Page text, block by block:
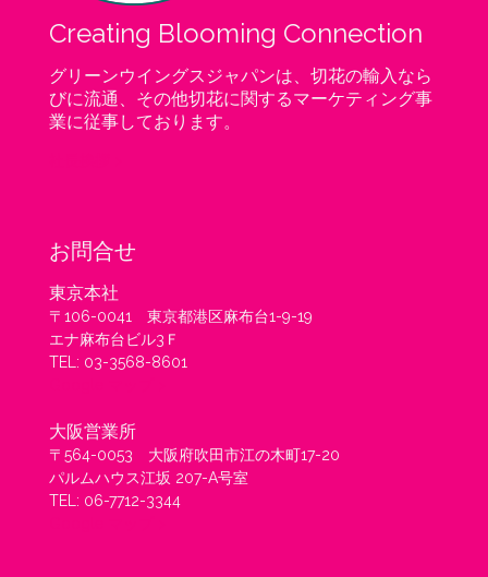
Creating Blooming Connection
グリーンウイングスジャパンは、切花の輸入なら
びに流通、その他切花に関するマーケティング事
業に従事しております。
お問合せ
東京本社
〒106-0041 東京都港区麻布台1-9-19
エナ麻布台ビル3Ｆ
TEL: 03-3568-8601
大阪営業所
〒564-0053 大阪府吹田市江の木町17-20
パルムハウス江坂 207-A号室
TEL: 06-7712-3344